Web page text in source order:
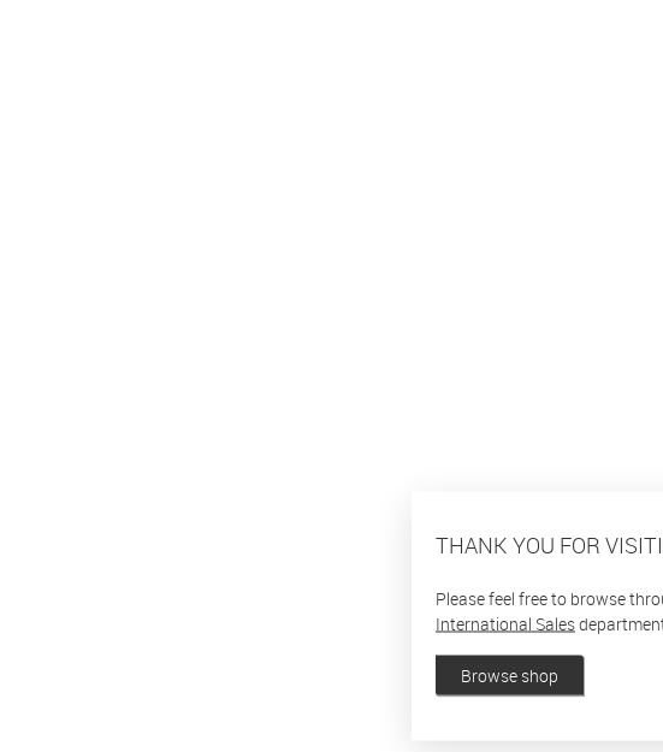
THANK YOU FOR
Please feel free to browse
International Sales
Browse shop